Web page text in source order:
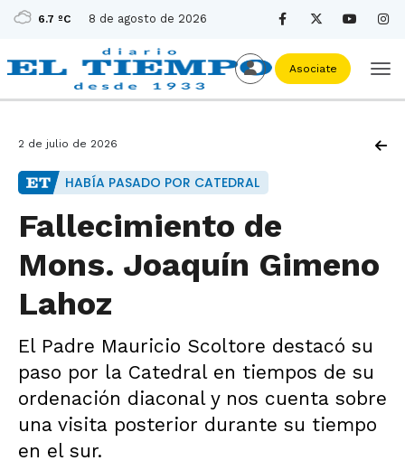
6.7 ºC 8 de agosto de 2026
Asociate
2 de julio de 2026
HABÍA PASADO POR CATEDRAL
Fallecimiento de
Mons. Joaquín Gimeno
Lahoz
El Padre Mauricio Scoltore destacó su
paso por la Catedral en tiempos de su
ordenación diaconal y nos cuenta sobre
una visita posterior durante su tiempo
en el sur.